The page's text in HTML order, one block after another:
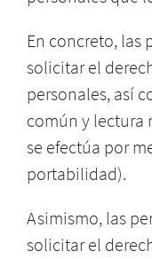
En concreto, las
solicitar el
personales, así
común y lectura
se efectúa por
portabilidad).
Asimismo, las
solicitar el